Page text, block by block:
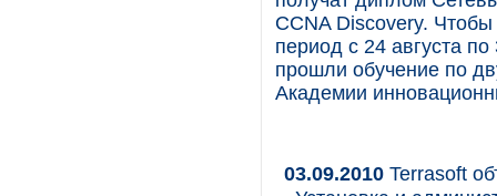
CCNA Discovery. Чтобы
период с 24 августа
прошли обучение по
Академии
03.09.2010 Terrasoft